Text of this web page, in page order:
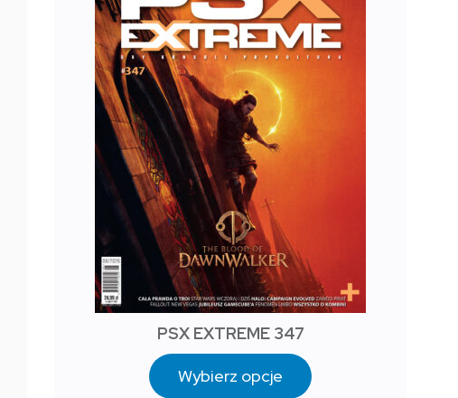
PSX EXTREME 347
Wybierz opcje